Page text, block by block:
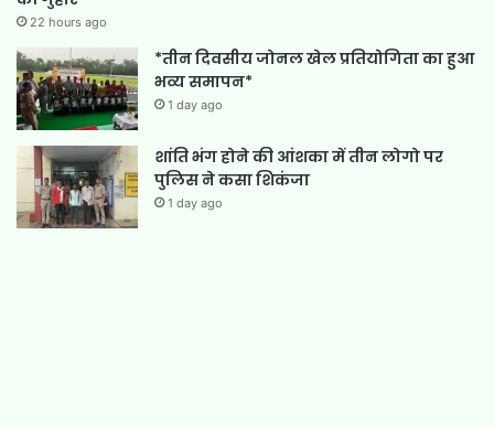
22 hours ago
*तीन दिवसीय जोनल खेल प्रतियोगिता का हुआ
भव्य समापन*
1 day ago
शांति भंग होने की आंशका में तीन लोगो पर
पुलिस ने कसा शिकंजा
1 day ago